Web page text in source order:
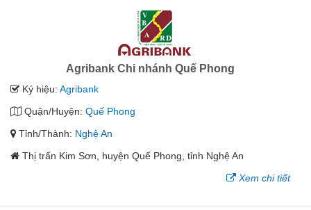
Agribank Chi nhánh Quế Phong
Ký hiệu: Agribank
Quận/Huyện: Quế Phong
Tỉnh/Thành: Nghệ An
Thị trấn Kim Sơn, huyện Quế Phong, tỉnh Nghệ An
Xem chi tiết